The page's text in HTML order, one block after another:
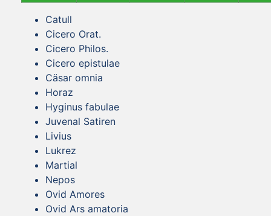
Catull
Cicero Orat.
Cicero Philos.
Cicero epistulae
Cäsar omnia
Horaz
Hyginus fabulae
Juvenal Satiren
Livius
Lukrez
Martial
Nepos
Ovid Amores
Ovid Ars amatoria